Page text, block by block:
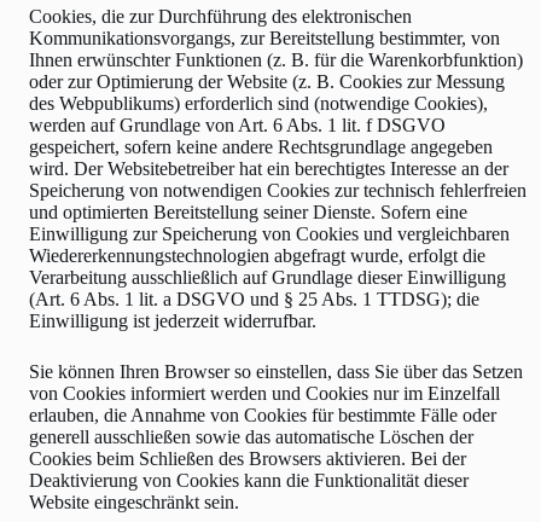
Cookies, die zur Durchführung des elektronischen
Kommunikationsvorgangs, zur Bereitstellung bestimmter, von
Ihnen erwünschter Funktionen (z. B. für die Warenkorbfunktion)
oder zur Optimierung der Website (z. B. Cookies zur Messung
des Webpublikums) erforderlich sind (notwendige Cookies),
werden auf Grundlage von Art. 6 Abs. 1 lit. f DSGVO
gespeichert, sofern keine andere Rechtsgrundlage angegeben
wird. Der Websitebetreiber hat ein berechtigtes Interesse an der
Speicherung von notwendigen Cookies zur technisch fehlerfreien
und optimierten Bereitstellung seiner Dienste. Sofern eine
Einwilligung zur Speicherung von Cookies und vergleichbaren
Wiedererkennungstechnologien abgefragt wurde, erfolgt die
Verarbeitung ausschließlich auf Grundlage dieser Einwilligung
(Art. 6 Abs. 1 lit. a DSGVO und § 25 Abs. 1 TTDSG); die
Einwilligung ist jederzeit widerrufbar.
Sie können Ihren Browser so einstellen, dass Sie über das Setzen
von Cookies informiert werden und Cookies nur im Einzelfall
erlauben, die Annahme von Cookies für bestimmte Fälle oder
generell ausschließen sowie das automatische Löschen der
Cookies beim Schließen des Browsers aktivieren. Bei der
Deaktivierung von Cookies kann die Funktionalität dieser
Website eingeschränkt sein.